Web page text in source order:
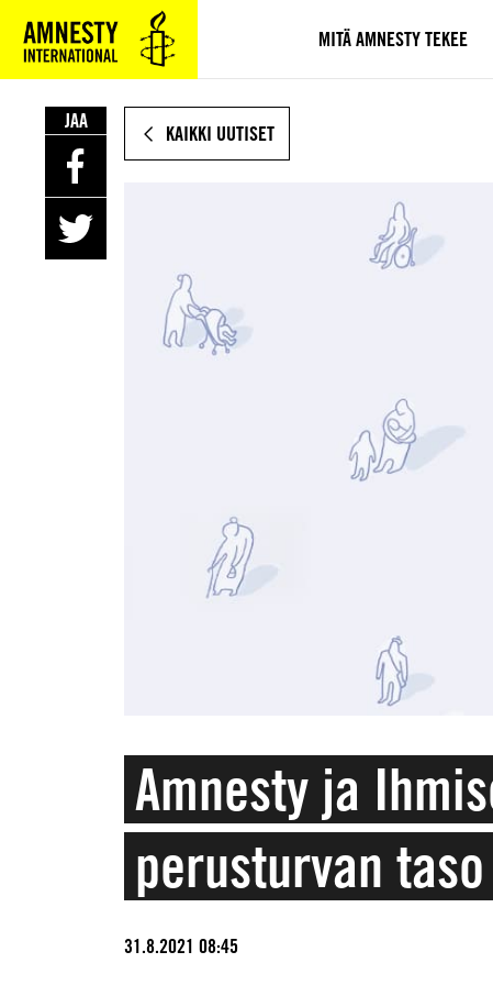
VARSINAISEEN
SISÄLTÖÖN
MITÄ AMNESTY TEKEE
KAIKKI UUTISET
Amnesty ja
perusturvan
31.8.2021 08:45
JAA